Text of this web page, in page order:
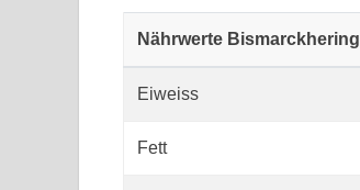
Nährwerte Bismarckhering
Eiweiss
Fett